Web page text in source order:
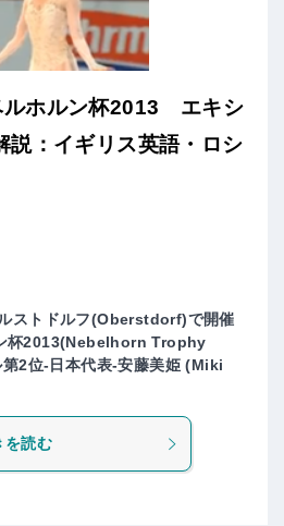
ホルン杯2013 エキシ
：イギリス英語・ロシ
ストドルフ(Oberstdorf)で開催
杯2013(Nebelhorn Trophy
2位-日本代表-安藤美姫 (Miki
を読む